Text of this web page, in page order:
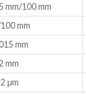
mm/100 mm
mm
mm
mm
µm